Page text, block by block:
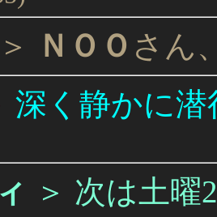
ＮＯＯ さん
深く静かに
＞ 次は土曜